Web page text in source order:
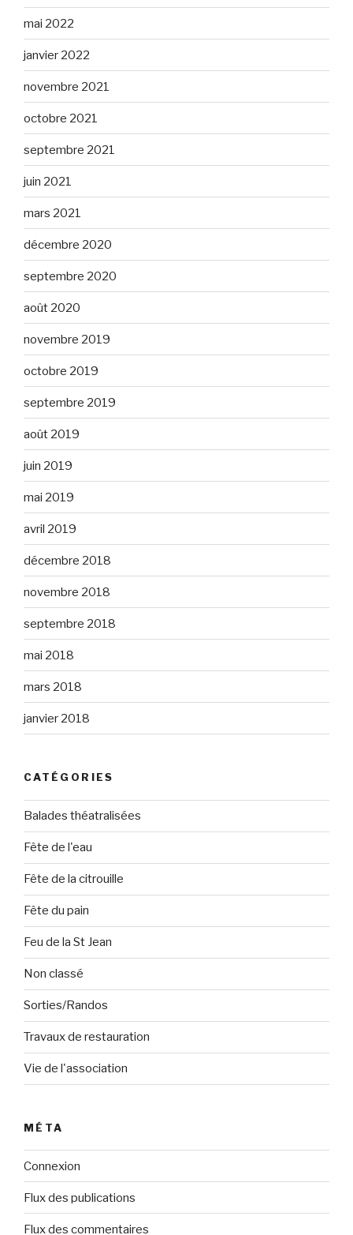
mai 2022
janvier 2022
novembre 2021
octobre 2021
septembre 2021
juin 2021
mars 2021
décembre 2020
septembre 2020
août 2020
novembre 2019
octobre 2019
septembre 2019
août 2019
juin 2019
mai 2019
avril 2019
décembre 2018
novembre 2018
septembre 2018
mai 2018
mars 2018
janvier 2018
CATÉGORIES
Balades théatralisées
Fête de l'eau
Fête de la citrouille
Fête du pain
Feu de la St Jean
Non classé
Sorties/Randos
Travaux de restauration
Vie de l'association
MÉTA
Connexion
Flux des publications
Flux des commentaires